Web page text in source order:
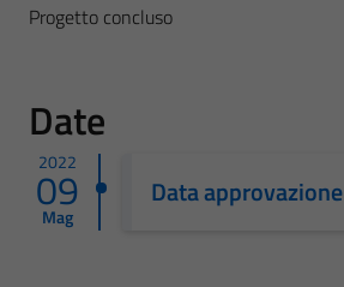
Progetto concluso
Date
2022
09
Mag
Data approvazione